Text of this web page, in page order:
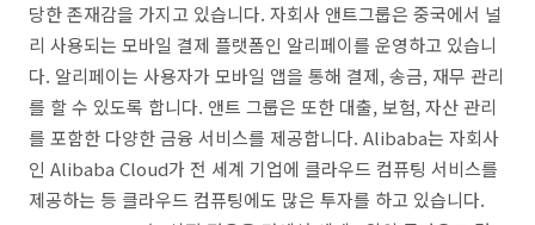
당한 존재감을 가지고 있습니다. 자회사 앤트그룹은 중국에서 널
리 사용되는 모바일 결제 플랫폼인 알리페이를 운영하고 있습니
다. 알리페이는 사용자가 모바일 앱을 통해 결제, 송금, 재무 관리
를 할 수 있도록 합니다. 앤트 그룹은 또한 대출, 보험, 자산 관리
를 포함한 다양한 금융 서비스를 제공합니다. Alibaba는 자회사
인 Alibaba Cloud가 전 세계 기업에 클라우드 컴퓨팅 서비스를
제공하는 등 클라우드 컴퓨팅에도 많은 투자를 하고 있습니다.